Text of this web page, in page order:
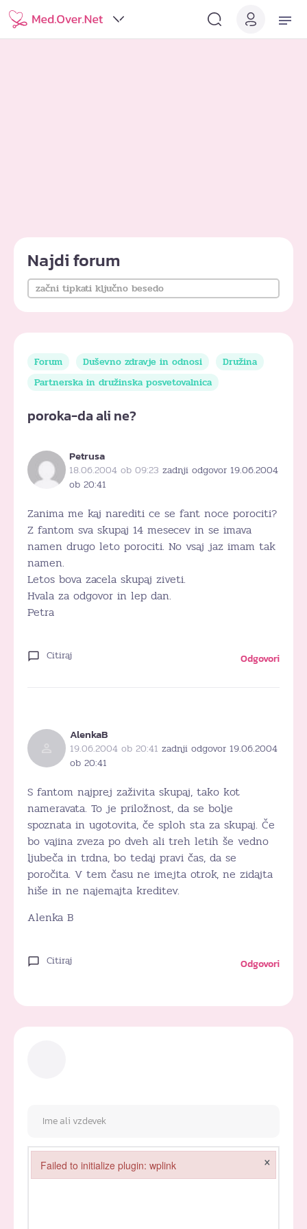
Najdi forum
Forum Duševno zdravje in odnosi
Družina
Partnerska in družinska posvetovalnica
poroka-da ali ne?
Petrusa
18.06.2004 ob 09:23 zadnji odgovor 19.06.2004
ob 20:41
Zanima me kaj narediti ce se fant noce porociti?
Z fantom sva skupaj 14 mesecev in se imava
namen drugo leto porociti. No vsaj jaz imam tak
namen.
Letos bova zacela skupaj ziveti.
Hvala za odgovor in lep dan.
Petra
Citiraj Odgovori
AlenkaB
19.06.2004 ob 20:41 zadnji odgovor 19.06.2004
ob 20:41
S fantom najprej zaživita skupaj, tako kot
nameravata. To je priložnost, da se bolje
spoznata in ugotovita, če sploh sta za skupaj. Če
bo vajina zveza po dveh ali treh letih še vedno
ljubeča in trdna, bo tedaj pravi čas, da se
poročita. V tem času ne imejta otrok, ne zidajta
hiše in ne najemajta kreditev.
Alenka B
Citiraj Odgovori
Failed to initialize plugin: wplink ×
Failed to initialize plugin: wplink